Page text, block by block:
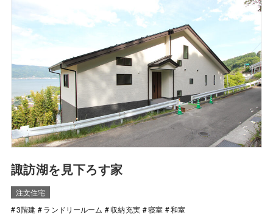
諏訪湖を見下ろす家
注文住宅
3階建
ランドリールーム 収納充実 寝室 和室